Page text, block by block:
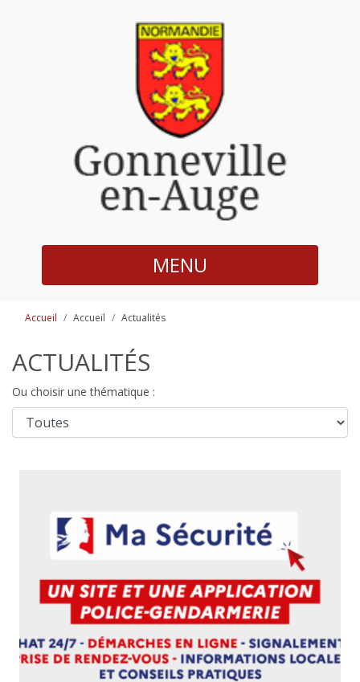
MENU
Accueil Accueil Actualités
ACTUALITÉS
Ou choisir une thématique :